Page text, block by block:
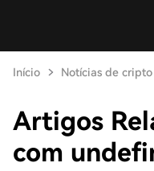
Início Notícias de cripto
Artigos
com